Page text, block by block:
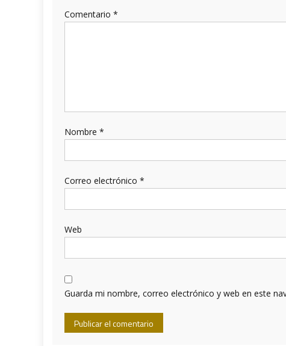
Comentario *
Nombre *
Correo electrónico *
Web
Guarda mi nombre, correo electrónico y web en este